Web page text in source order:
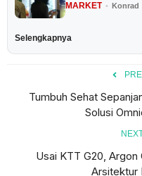
MARKET • Konrad
Selengkapnya
Tumbuh Sehat
Solusi
Usai KTT G20, Argon
Arsitektur